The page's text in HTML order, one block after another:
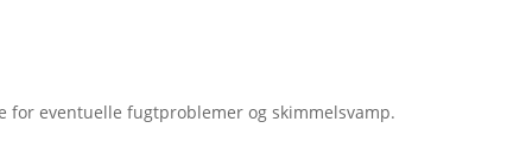
for eventuelle fugtproblemer og skimmelsvamp.